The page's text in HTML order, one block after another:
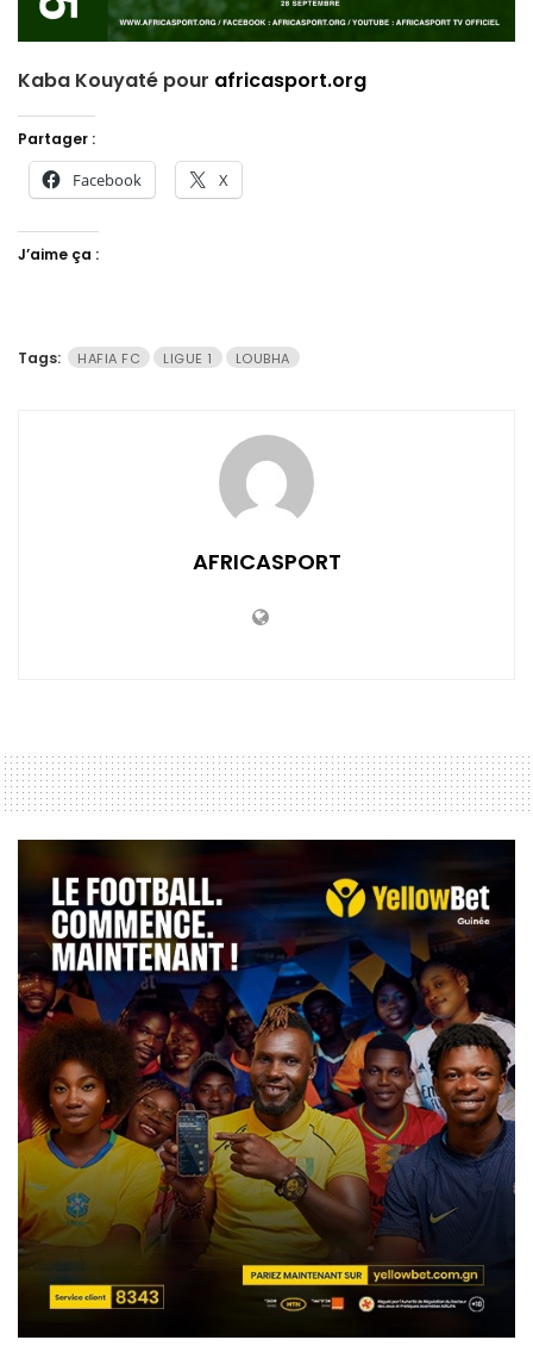
Kaba Kouyaté pour africasport.org
Partager :
Facebook X
J’aime ça :
Tags: HAFIA FC LIGUE 1 LOUBHA
AFRICASPORT